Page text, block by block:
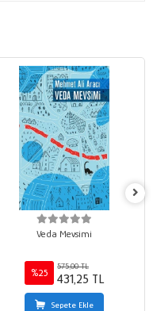
Veda Mevsimi
%25
575,00 TL
431,25 TL
Sepete Ekle